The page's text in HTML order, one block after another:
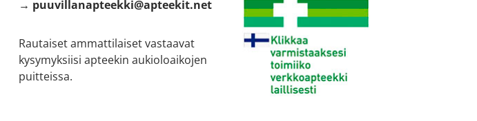
→ puuvillanapteekki@apteekit.net
Rautaiset ammattilaiset vastaavat
kysymyksiisi apteekin aukioloaikojen
puitteissa.